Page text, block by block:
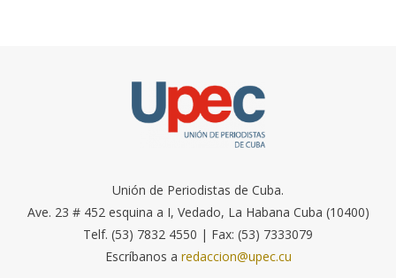
Unión de Periodistas de Cuba.
Ave. 23 # 452 esquina a I, Vedado, La Habana Cuba (10400)
Telf. (53) 7832 4550 | Fax: (53) 7333079
Escríbanos a redaccion@upec.cu